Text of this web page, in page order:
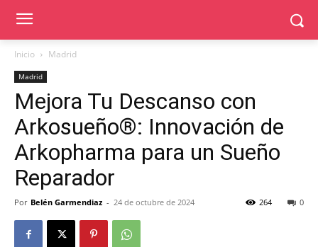
Inicio Madrid
Madrid
Mejora Tu Descanso con
Arkosueño®: Innovación de
Arkopharma para un Sueño
Reparador
Por Belén Garmendiaz - 24 de octubre de 2024 0
264